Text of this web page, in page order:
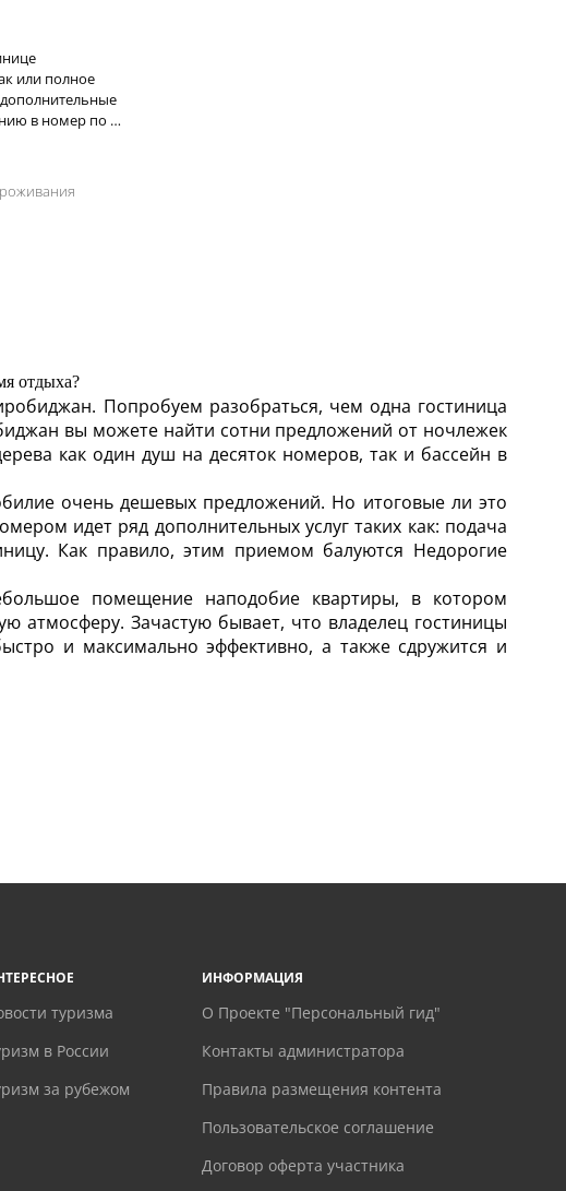
или полное
в номер по …
отдыха?
Попробуем разобраться, чем одна гостиница
вы можете найти сотни предложений от ночлежек
как один душ на десяток номеров, так и бассейн в
очень дешевых предложений. Но итоговые ли это
идет ряд дополнительных услуг таких как: подача
Как правило, этим приемом балуются Недорогие
помещение наподобие квартиры, в котором
атмосферу. Зачастую бывает, что владелец гостиницы
и максимально эффективно, а также сдружится и
туризма
в России
за рубежом
ИНФОРМАЦИЯ
О Проекте "Персональный гид"
Контакты администратора
Правила размещения контента
Пользовательское соглашение
Договор оферта участника